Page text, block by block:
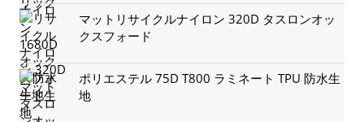
マットリサイクルナイロン 320D タスロンオッ
クスフォード
ポリエステル 75D T800 ラミネート TPU 防水生
地